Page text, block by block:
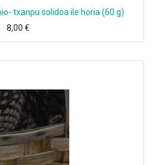
txanpu solidoa ile horia (60 g)
8,00 €